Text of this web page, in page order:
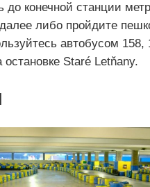
до конечной станции
либо пройдите
автобусом 158,
Staré Letňany.